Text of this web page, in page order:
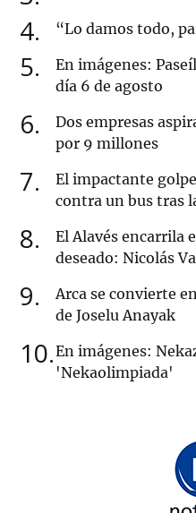
4 “Lo damos todo,
5
En imágenes:
día 6 de agosto
6
Dos empresas
por 9 millones
7
El impactante
contra un bus tras
8
El Alavés encarrila
deseado: Nicolás
9
Arca se convierte
de Joselu Anayak
10 En imágenes:
'Nekaolimpiada'